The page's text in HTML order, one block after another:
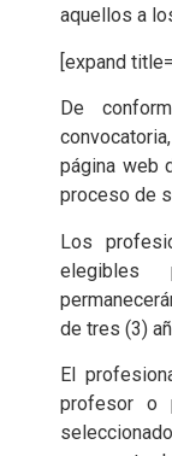
aquellos a
[expand
De
página web
proceso de
Los
elegibles
de tres (3)
El
profesor o